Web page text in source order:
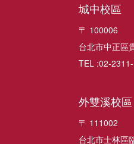
城中校區
〒 100006
台北市中正區
TEL :02-
外雙溪校區
〒 111002
台北市士林區